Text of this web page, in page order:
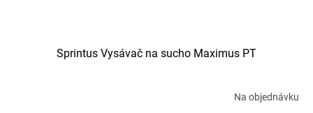
Sprintus Vysávač na sucho Maximus PT
Na objednávku